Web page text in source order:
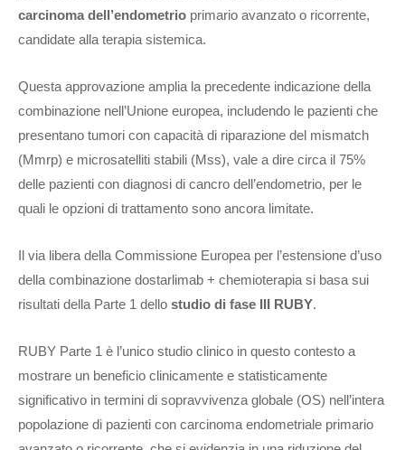
carcinoma dell’endometrio primario avanzato o ricorrente,
candidate alla terapia sistemica.
Questa approvazione amplia la precedente indicazione della
combinazione nell’Unione europea, includendo le pazienti che
presentano tumori con capacità di riparazione del mismatch
(Mmrp) e microsatelliti stabili (Mss), vale a dire circa il 75%
delle pazienti con diagnosi di cancro dell’endometrio, per le
quali le opzioni di trattamento sono ancora limitate.
Il via libera della Commissione Europea per l’estensione d’uso
della combinazione dostarlimab + chemioterapia si basa sui
risultati della Parte 1 dello studio di fase III RUBY.
RUBY Parte 1 è l’unico studio clinico in questo contesto a
mostrare un beneficio clinicamente e statisticamente
significativo in termini di sopravvivenza globale (OS) nell’intera
popolazione di pazienti con carcinoma endometriale primario